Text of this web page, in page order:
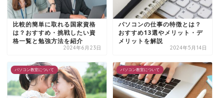
比較的簡単に取れる国家資格
は？おすすめ・挑戦したい資
格一覧と勉強方法を紹介
2024年6月23日
パソコンの仕事の特徴とは？
おすすめ13選やメリット・デ
メリットを解説
2024年5月14日
パソコン教室について パソコン教室について